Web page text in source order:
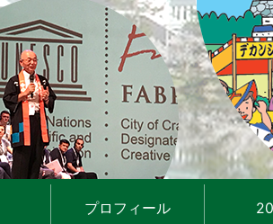
プロフィール